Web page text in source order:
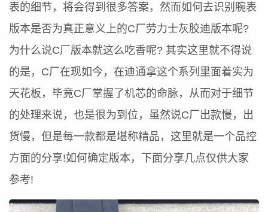
表的细节，将会得到很多答案，然而如何去识别腕表
版本是否为真正意义上的C厂劳力士灰胶迪版本呢?
为什么说C厂版本就这么吃香呢? 其实这里就不得说
的是，C厂在现如今，在迪通拿这个系列里面着实为
天花板，毕竟C厂掌握了机芯的命脉，从而对于细节
的处理来说，也是很为到位，虽然说C厂出款慢，出
货慢，但是每一款都是堪称精品，这里就是一个品控
方面的分享!如何确定版本，下面分享几点仅供大家
参考!